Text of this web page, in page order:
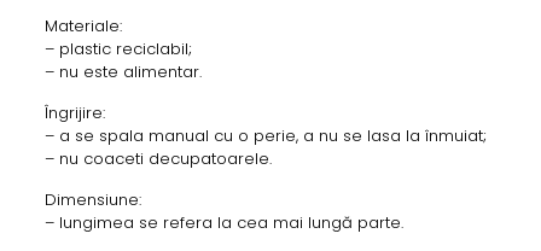
Materiale:
– plastic reciclabil;
– nu este alimentar.
Îngrijire:
– a se spala manual cu o perie, a nu se lasa la înmuiat;
– nu coaceti decupatoarele.
Dimensiune:
– lungimea se refera la cea mai lungă parte.